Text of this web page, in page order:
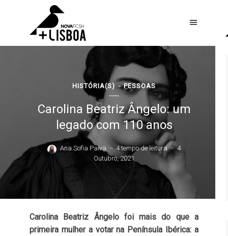
HISTÓRIA(S) PESSOAS
Carolina Beatriz Ângelo: um
legado com 110 anos
Ana Sofia Paiva 4 tempo de leitura
4
Outubro, 2021
Carolina Beatriz Ângelo foi mais do que a
primeira mulher a votar na Península Ibérica: a